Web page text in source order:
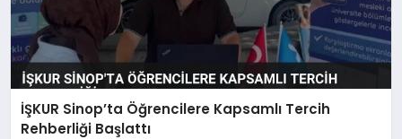
İŞKUR Sinop’ta Öğrencilere Kapsamlı Tercih
Rehberliği Başlattı